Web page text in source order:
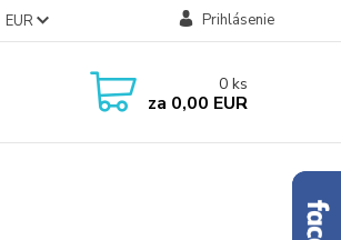
EUR Prihlásenie
0 ks
za 0,00 EUR